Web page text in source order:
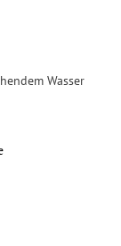
Wasser